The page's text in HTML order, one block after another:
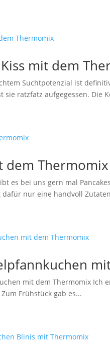
mit dem
Suchtpotenzial ist
sie ratzfatz aufgegessen. Die
dem Thermomix
es bei uns gern mal
dafür nur eine handvoll
mit dem Thermomix Ich
Frühstück gab es...